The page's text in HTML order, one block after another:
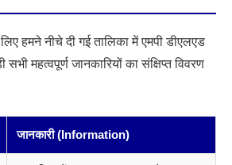
हमने नीचे दी गई तालिका में एमपी डीएलएड
महत्वपूर्ण जानकारियों का संक्षिप्त विवरण
जानकारी (Information)